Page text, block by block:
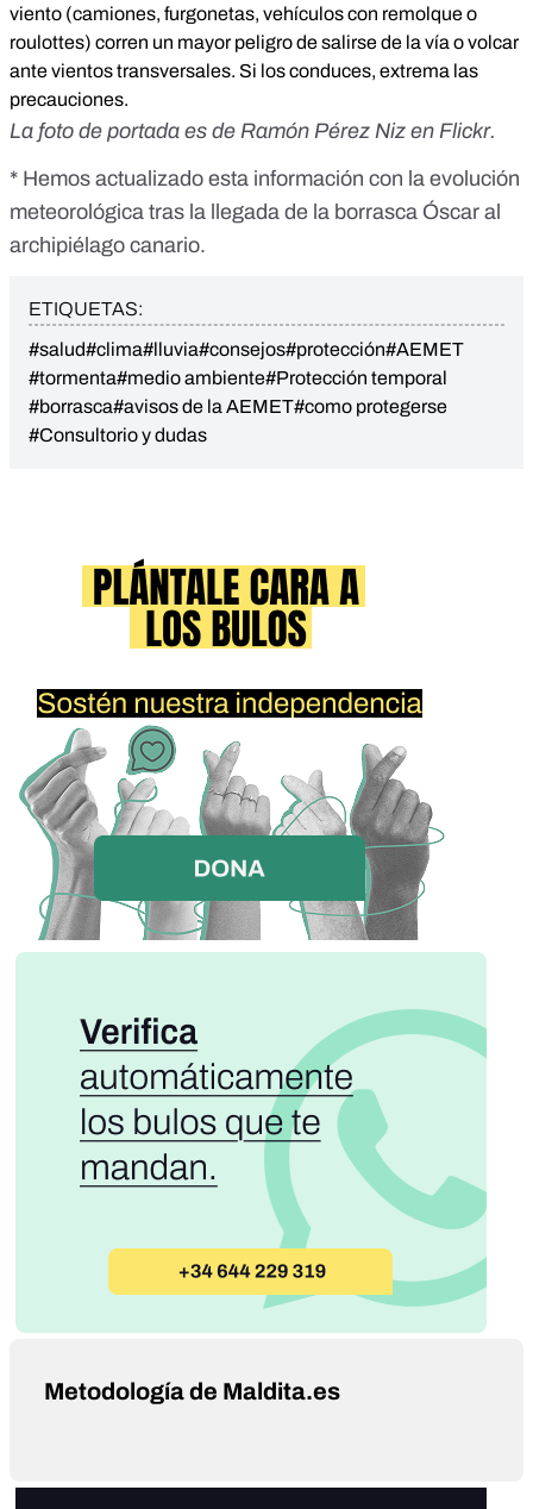
viento (camiones, furgonetas, vehículos con remolque o
roulottes) corren un mayor peligro de salirse de la vía o volcar
ante vientos transversales. Si los conduces, extrema las
precauciones.
La foto de portada es de Ramón Pérez Niz en Flickr.
* Hemos actualizado esta información con la evolución
meteorológica tras la llegada de la borrasca Óscar al
archipiélago canario.
ETIQUETAS:
#salud#clima#lluvia#consejos#protección#AEMET
#tormenta#medio ambiente#Protección temporal
#borrasca#avisos de la AEMET#como protegerse
#Consultorio y dudas
Metodología de Maldita.es